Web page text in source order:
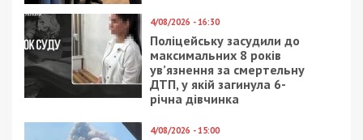
4/08/2026 - 16:30
Поліцейську засудили до
максимальних 8 років
ув’язнення за смертельну
ДТП, у якій загинула 6-
річна дівчинка
4/08/2026 - 15:00